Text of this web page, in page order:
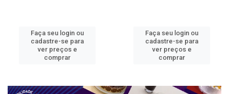
Faça seu login ou
cadastre-se para
ver preços e
comprar
Faça seu login ou
cadastre-se para
ver preços e
comprar